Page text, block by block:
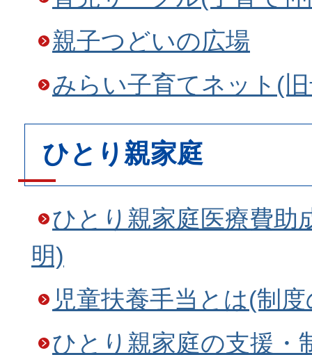
親子つどいの広場
みらい子育てネット(
ひとり親家庭
ひとり親家庭医療費助
明)
児童扶養手当とは(制
ひとり親家庭の支援・